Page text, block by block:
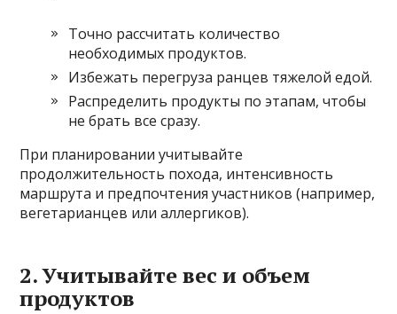
Точно рассчитать количество
необходимых продуктов.
Избежать перегруза ранцев тяжелой едой.
Распределить продукты по этапам, чтобы
не брать все сразу.
При планировании учитывайте
продолжительность похода, интенсивность
маршрута и предпочтения участников (например,
вегетарианцев или аллергиков).
2. Учитывайте вес и объем
продуктов